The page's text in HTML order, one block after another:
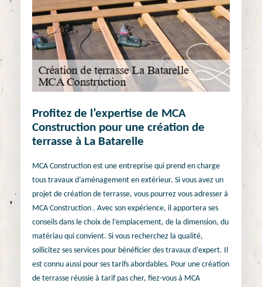
Profitez de l’expertise de MCA
Construction pour une création de
terrasse à La Batarelle
MCA Construction est une entreprise qui prend en charge
tous travaux d’aménagement en extérieur. Si vous avez un
projet de création de terrasse, vous pourrez vous adresser à
MCA Construction . Avec son expérience, il apportera ses
conseils dans le choix de l’emplacement, de la dimension, du
matériau qui convient. Si vous recherchez la qualité,
sollicitez ses services pour bénéficier des travaux d’expert. Il
est connu aussi pour ses tarifs abordables. Pour une création
de terrasse réussie à tarif pas cher, fiez-vous à MCA